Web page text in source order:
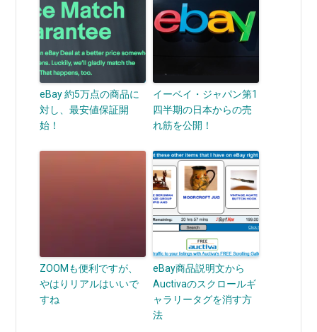
eBay 約5万点の商品に
対し、最安値保証開
始！
イーベイ・ジャパン第1
四半期の日本からの売
れ筋を公開！
ZOOMも便利ですが、
やはりリアルはいいで
すね
eBay商品説明文から
Auctivaのスクロールギ
ャラリータグを消す方
法